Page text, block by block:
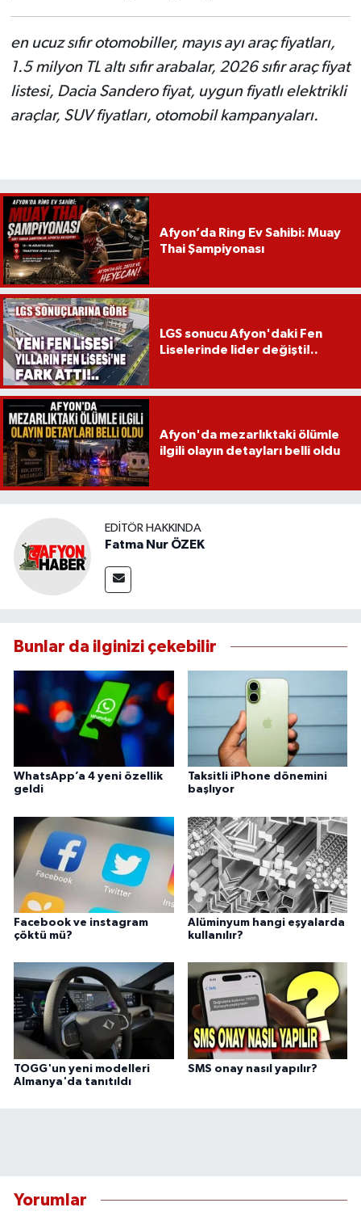
en ucuz sıfır otomobiller, mayıs ayı araç fiyatları,
1.5 milyon TL altı sıfır arabalar, 2026 sıfır araç fiyat
listesi, Dacia Sandero fiyat, uygun fiyatlı elektrikli
araçlar, SUV fiyatları, otomobil kampanyaları.
Afyon’da Ring Ev Sahibi: Muay
Thai Şampiyonası
LGS sonucu Afyon'daki Fen
Liselerinde lider değişti!..
Afyon'da mezarlıktaki ölümle
ilgili olayın detayları belli oldu
EDITÖR HAKKINDA
Fatma Nur ÖZEK
Bunlar da ilginizi çekebilir
WhatsApp’a 4 yeni özellik
geldi
Taksitli iPhone dönemini
başlıyor
Facebook ve instagram
çöktü mü?
Alüminyum hangi eşyalarda
kullanılır?
TOGG'un yeni modelleri
Almanya'da tanıtıldı
SMS onay nasıl yapılır?
Yorumlar